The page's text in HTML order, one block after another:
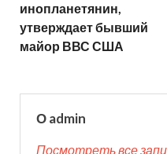
инопланетянин,
утверждает бывший
майор ВВС США
О admin
Посмотреть все